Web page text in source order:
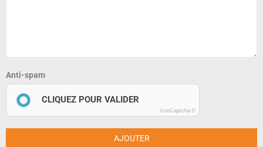
Anti-spam
CLIQUEZ POUR VALIDER
IconCaptcha ©
AJOUTER